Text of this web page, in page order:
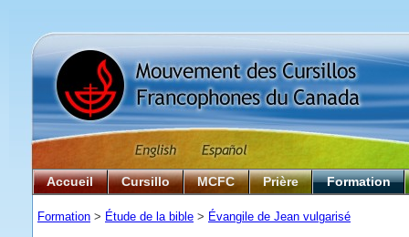
Accueil Cursillo MCFC Prière Formation
Formation > Étude de la bible > Évangile de Jean vulgarisé